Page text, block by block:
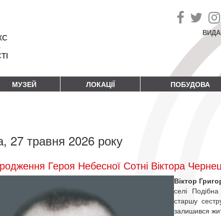
МУЗЕЙ ЛОКАЦІЇ ПОБУДОВА
27 травня 2026 року
Героя Небесної Сотні Віктора
Віктор
селі
старшу
залишився